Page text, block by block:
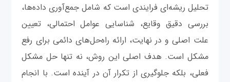
تحلیل ریشه‌ای فرایندی است که شامل جمع‌آوری داده‌ها،
بررسی دقیق وقایع، شناسایی عوامل احتمالی، تعیین
علت اصلی و در نهایت، ارائه راه‌حل‌های دائمی برای رفع
مشکل است. هدف اصلی این روش، نه تنها حل مشکل
فعلی، بلکه جلوگیری از تکرار آن در آینده است. با انجام